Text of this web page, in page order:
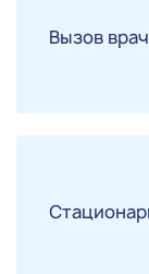
Вызов